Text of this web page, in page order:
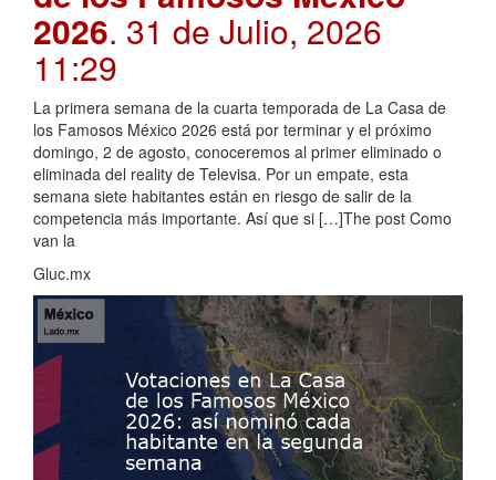
2026. 31 de Julio, 2026
11:29
La primera semana de la cuarta temporada de La Casa de
los Famosos México 2026 está por terminar y el próximo
domingo, 2 de agosto, conoceremos al primer eliminado o
eliminada del reality de Televisa. Por un empate, esta
semana siete habitantes están en riesgo de salir de la
competencia más importante. Así que si […]The post Como
van la
Gluc.mx